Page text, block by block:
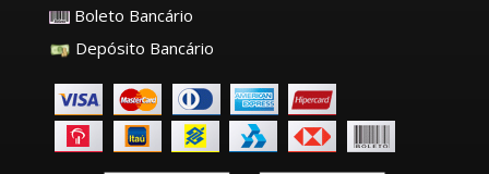
Boleto Bancário
Depósito Bancário